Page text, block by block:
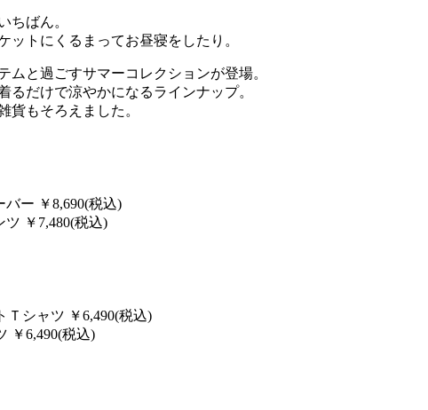
ちばん。
トにくるまってお昼寝をしたり。
と過ごすサマーコレクションが登場。
だけで涼やかになるラインナップ。
貨もそろえました。
バー ￥8,690(税込)
ツ ￥7,480(税込)
Ｔシャツ ￥6,490(税込)
￥6,490(税込)